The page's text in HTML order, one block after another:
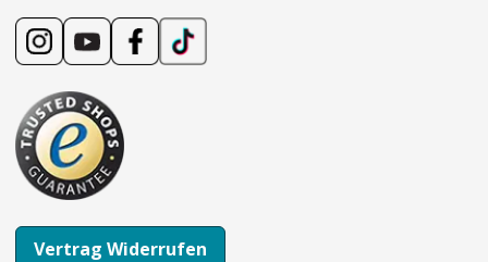
Vertrag Widerrufen